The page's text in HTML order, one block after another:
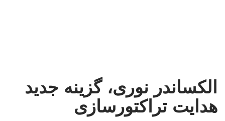
الکساندر نوری، گزینه جدید
هدایت تراکتورسازی